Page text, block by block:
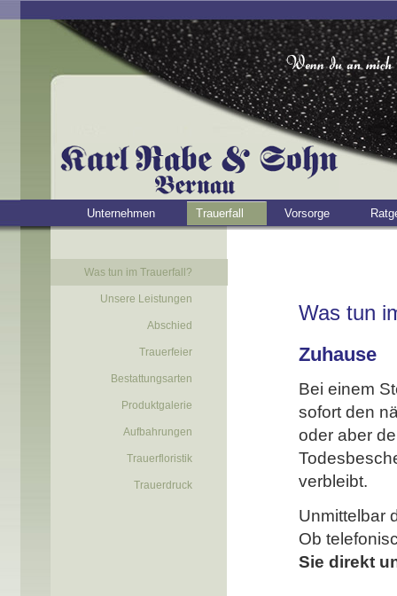
Unternehmen Trauerfall Vorsorge
Was tun im Trauerfall?
Unsere Leistungen
Abschied
Trauerfeier
Bestattungsarten
Produktgalerie
Aufbahrungen
Trauerfloristik
Trauerdruck
Was tun
Zuhause
Bei einem
sofort den
oder aber
verbleibt.
Unmittelbar
Ob
Sie direkt